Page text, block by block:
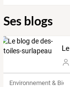
Ses blogs
Environnement & Bio